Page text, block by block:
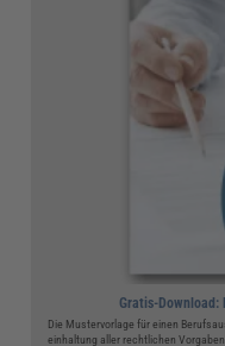
Gratis-Download:
Die Mustervorlage für einen
einhaltung aller rechtlichen